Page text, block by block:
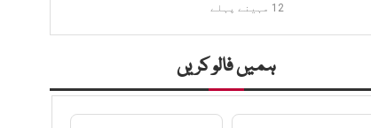
12 مہینے پہلے
ہمیں فالو کریں